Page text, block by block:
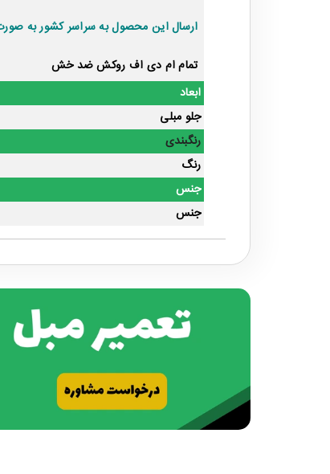
ارسال این محصول به سراسر کشور به
تمام ام دی اف روکش ضد خش
ابعاد
جلو مبلی
رنگبندی
رنگ
جنس
جنس